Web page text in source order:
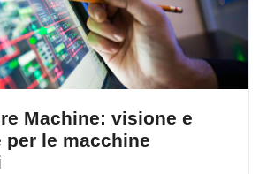
Machine: visione e
per le macchine